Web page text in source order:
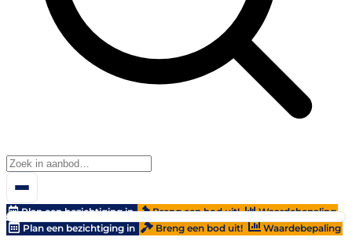
Plan een bezichtiging in Breng een bod uit!
Waardebepaling
Plan een bezichtiging in
Breng een bod uit! Waardebepaling